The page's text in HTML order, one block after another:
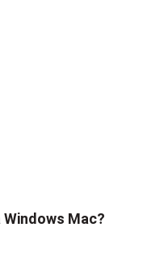
Mac?